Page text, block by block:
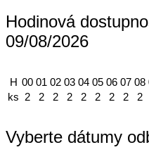
Hodinová
09/08/2026
H 00 01 02 03 04 05 06 07 08
ks 2 2 2 2 2 2 2 2 2
Vyberte dátumy